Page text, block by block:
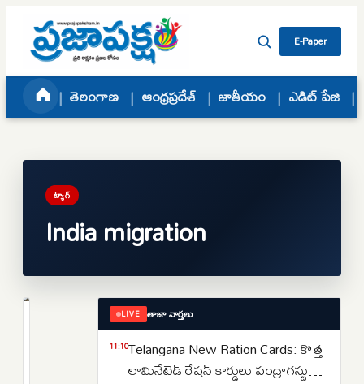
Skip to content
E-Paper
తెలంగాణ ఆంధ్రప్రదేశ్ జాతీయం ఎడిట్ పేజి
ట్యాగ్
India migration
దక్షిణాసియాలో
LIVE తాజా వార్తలు
11:10Telangana New Ration Cards: కొత్త
లామినేటెడ్ రేషన్ కార్డులు పంద్రాగస్టు